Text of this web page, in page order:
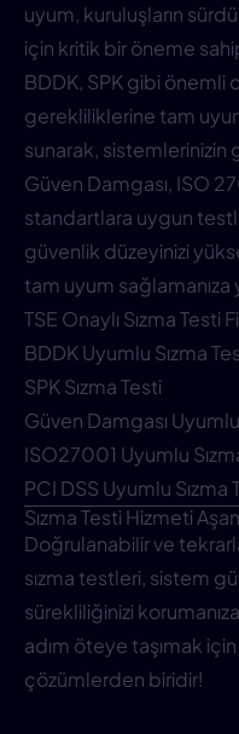
uyum, kuruluşların
için kritik bir öneme
BDDK, SPK gibi önemli
gerekliliklerine tam
sunarak, sistemlerinizin
Güven Damgası, ISO
standartlara uygun
güvenlik düzeyinizi
tam uyum sağlamanıza
TSE Onaylı Sızma Testi
BDDK Uyumlu Sızma
SPK Sızma Testi
Güven Damgası Uyumlu
ISO27001 Uyumlu
PCI DSS Uyumlu Sızma
Sızma Testi Hizmeti
Doğrulanabilir ve
sızma testleri, sistem
sürekliliğinizi
adım öteye taşımak
çözümlerden biridir!